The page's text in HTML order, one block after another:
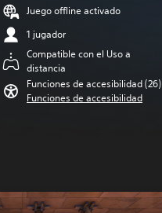
Juego offline activado
1 jugador
Compatible con el Uso a
distancia
Funciones de accesibilidad (26)
Funciones de accesibilidad